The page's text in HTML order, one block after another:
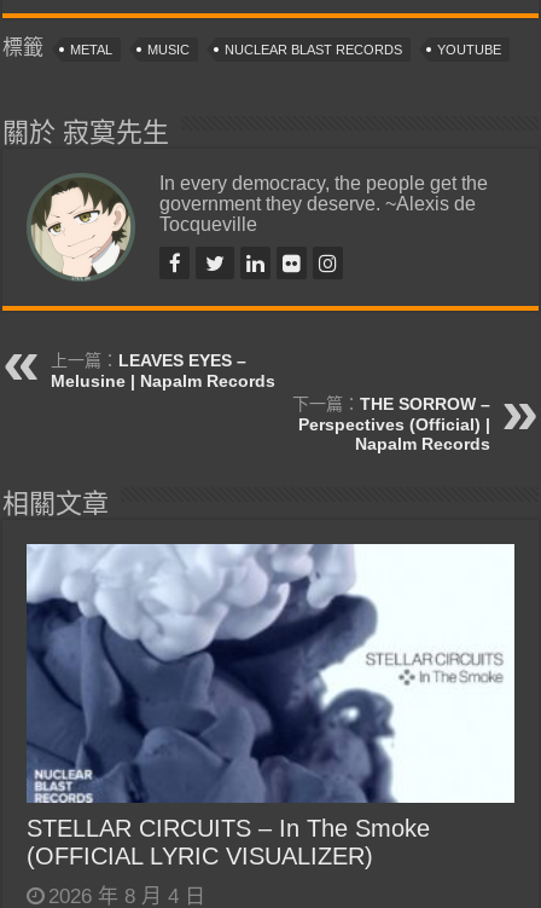
標籤 METAL MUSIC NUCLEAR BLAST RECORDS YOUTUBE
關於 寂寞先生
In every democracy, the people get the
government they deserve. ~Alexis de
Tocqueville
上一篇： LEAVES EYES –
Melusine | Napalm Records
下一篇： THE SORROW –
Perspectives (Official) |
Napalm Records
相關文章
STELLAR CIRCUITS – In The Smoke
(OFFICIAL LYRIC VISUALIZER)
2026 年 8 月 4 日